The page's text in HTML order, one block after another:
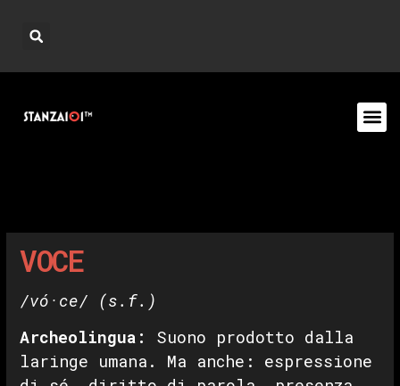
VOCE
/vó·ce/ (s.f.)
Archeolingua:
Suono prodotto dalla
laringe umana. Ma anche: espressione